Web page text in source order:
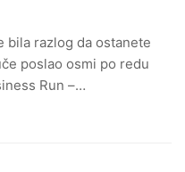
bila razlog da ostanete
poslao osmi po redu
Run –…